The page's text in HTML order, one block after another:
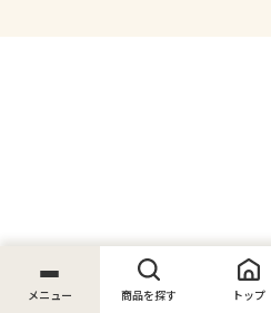
メニュー 商品を探す トップ